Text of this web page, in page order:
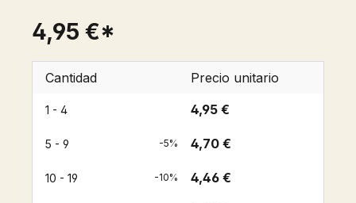
4,95 €*
Cantidad Precio unitario
1 - 4 4,95 €
5 - 9 -5% 4,70 €
10 - 19 -10% 4,46 €